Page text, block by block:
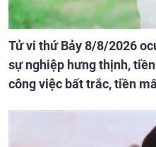
Tử vi thứ Bảy 8/8/2026
sự nghiệp hưng thịnh,
công việc bất trắc, tiền